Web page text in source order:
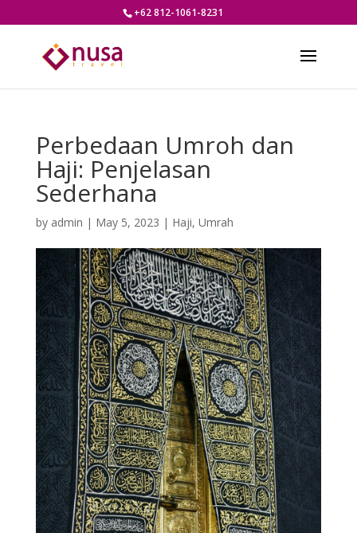
+62 812-1061-8231
Perbedaan Umroh dan
Haji: Penjelasan
Sederhana
by admin | May 5, 2023 | Haji, Umrah